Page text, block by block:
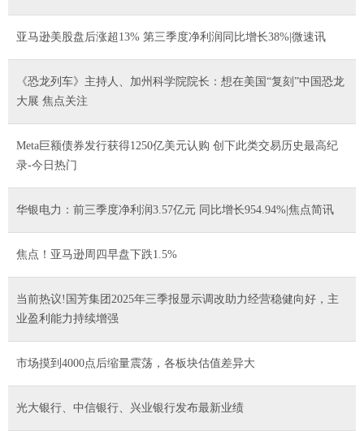
亚马逊美股盘后涨超13% 第三季度净利润同比增长38%|微速讯
《恐龙列车》主持人、加州科学院院长：想在美国“复刻”中国恐龙
大展 焦点关注
Meta巨额债券发行获得1250亿美元认购 创下此类交易历史最高纪
录-今日热门
华银电力：前三季度净利润3.57亿元 同比增长954.94%|焦点简讯
焦点！亚马逊周四早盘下跌1.5%
当前热议!国芳集团2025年三季报显示调改助力经营稳健向好，主
业盈利能力持续增强
市场摸到4000点后缩量震荡，各板块估值差异大
光大银行、中信银行、兴业银行发布最新业绩